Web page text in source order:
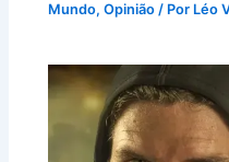
Mundo,Opinião / Por Léo